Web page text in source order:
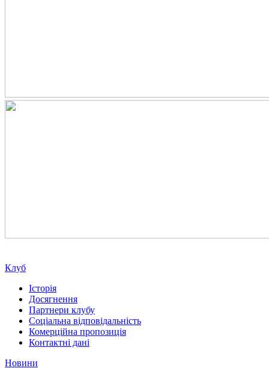
Клуб
Історія
Досягнення
Партнери клубу
Соціальна відповідальність
Комерційна пропозиція
Контактні дані
Новини